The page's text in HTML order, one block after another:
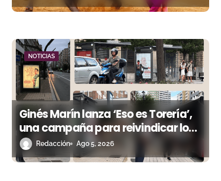
a
d
a
s
NOTICIAS
Ginés Marín lanza ‘Eso es Torería’,
una campaña para reivindicar los
valores del toreo más allá del ruedo
Redacción Ago 5, 2026